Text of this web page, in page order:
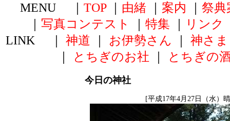
MENU ｜ TOP｜ 由緒 案内
祭典
写真コンテスト 特集 リンク
LINK ｜ 神道 お伊勢さん 神さま
とちぎのお社 とちぎの
今日の神社
[平成17年4月27日（水）